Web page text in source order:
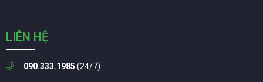
LIÊN HỆ
090.333.1985 (24/7)